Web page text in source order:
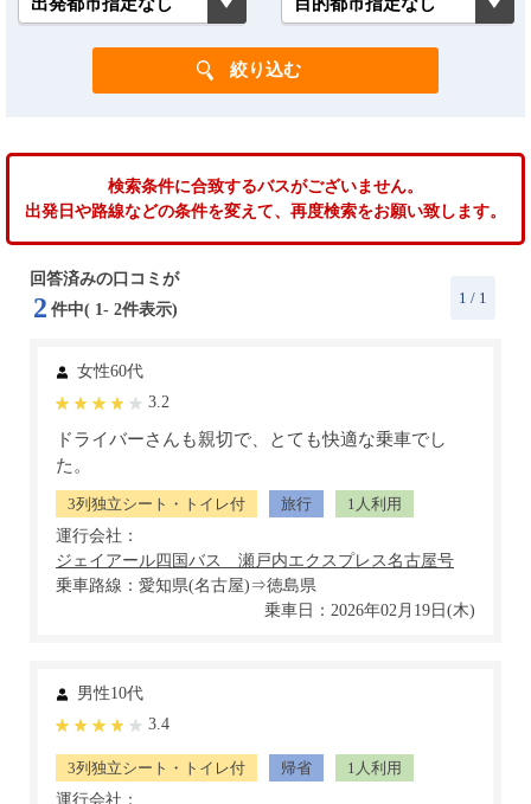
検索条件に合致するバスがございません。
出発日や路線などの条件を変えて、再度検索をお願い致します。
回答済みの口コミが
2 件中( 1- 2件表示)
1 / 1
女性60代
3.2
ドライバーさんも親切で、とても快適な乗車でし
た。
3列独立シート・トイレ付 旅行
1人利用
運行会社：
乗車路線：愛知県(名古屋)⇒徳島県
乗車日：2026年02月19日(木)
男性10代
3.4
3列独立シート・トイレ付 帰省
1人利用
運行会社：